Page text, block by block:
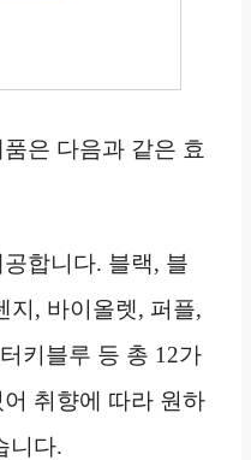
은 다음과 같은 효
합니다. 블랙, 블
지, 바이올렛, 퍼플,
키블루 등 총 12가
취향에 따라 원하
니다.